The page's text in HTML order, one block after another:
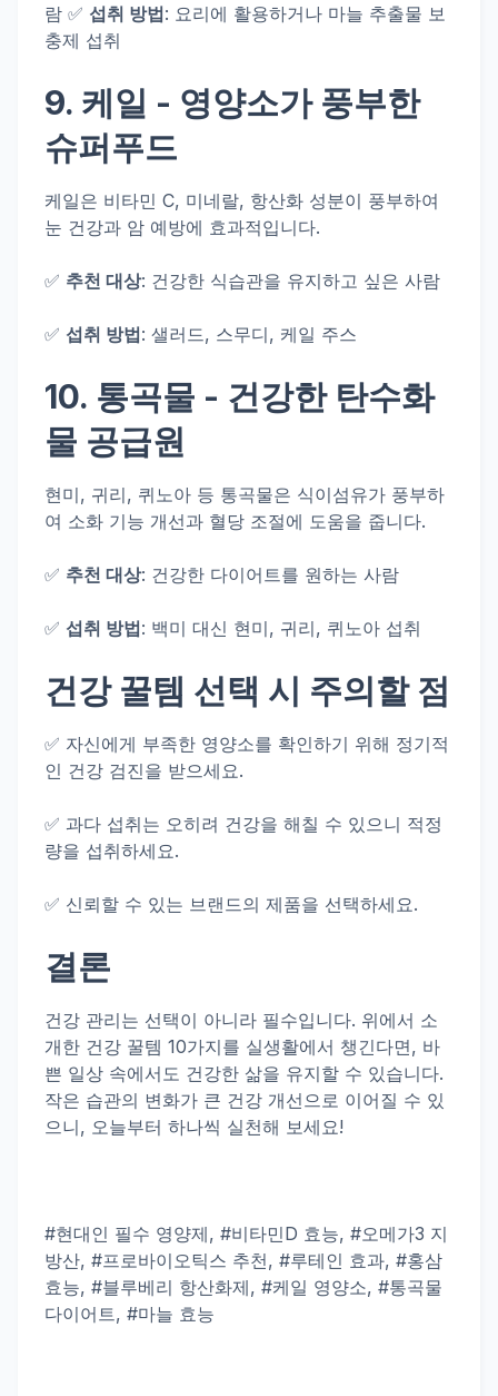
람 ✅ 섭취 방법: 요리에 활용하거나 마늘 추출물 보
충제 섭취
9. 케일 - 영양소가 풍부한
슈퍼푸드
케일은 비타민 C, 미네랄, 항산화 성분이 풍부하여
눈 건강과 암 예방에 효과적입니다.
✅ 추천 대상: 건강한 식습관을 유지하고 싶은 사람
✅ 섭취 방법: 샐러드, 스무디, 케일 주스
10. 통곡물 - 건강한 탄수화
물 공급원
현미, 귀리, 퀴노아 등 통곡물은 식이섬유가 풍부하
여 소화 기능 개선과 혈당 조절에 도움을 줍니다.
✅ 추천 대상: 건강한 다이어트를 원하는 사람
✅ 섭취 방법: 백미 대신 현미, 귀리, 퀴노아 섭취
건강 꿀템 선택 시 주의할 점
✅ 자신에게 부족한 영양소를 확인하기 위해 정기적
인 건강 검진을 받으세요.
✅ 과다 섭취는 오히려 건강을 해칠 수 있으니 적정
량을 섭취하세요.
✅ 신뢰할 수 있는 브랜드의 제품을 선택하세요.
결론
건강 관리는 선택이 아니라 필수입니다. 위에서 소
개한 건강 꿀템 10가지를 실생활에서 챙긴다면, 바
쁜 일상 속에서도 건강한 삶을 유지할 수 있습니다.
작은 습관의 변화가 큰 건강 개선으로 이어질 수 있
으니, 오늘부터 하나씩 실천해 보세요!
#현대인 필수 영양제, #비타민D 효능, #오메가3 지
방산, #프로바이오틱스 추천, #루테인 효과, #홍삼
효능, #블루베리 항산화제, #케일 영양소, #통곡물
다이어트, #마늘 효능